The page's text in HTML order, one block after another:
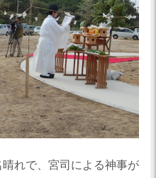
れで、宮司による神事が